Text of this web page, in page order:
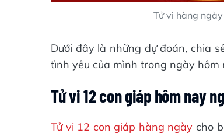
Tử vi hàng
Dưới đây là những dự đoán, chia
tình yêu của mình trong ngày hôm
Tử vi 12 con giáp hôm nay
Tử vi 12 con giáp hàng ngày cho